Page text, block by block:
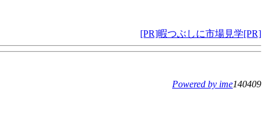
[PR]暇つぶしに市場見学[PR]
Powered by ime140409